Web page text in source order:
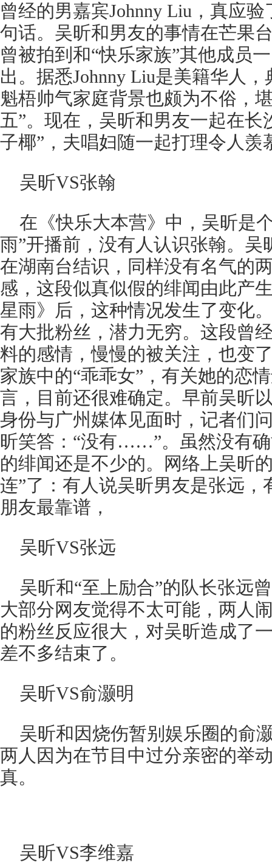
曾经的男嘉宾Johnny Liu，真应
句话。吴昕和男友的事情在芒果
曾被拍到和“快乐家族”其他成员
出。据悉Johnny Liu是美籍华人
魁梧帅气家庭背景也颇为不俗，
五”。现在，吴昕和男友一起在长
子椰”，夫唱妇随一起打理令人羡
吴昕VS张翰
在《快乐大本营》中，吴昕是
雨”开播前，没有人认识张翰。吴
在湖南台结识，同样没有名气的
感，这段似真似假的绯闻由此产
星雨》后，这种情况发生了变化
有大批粉丝，潜力无穷。这段曾
料的感情，慢慢的被关注，也变
家族中的“乖乖女”，有关她的恋
言，目前还很难确定。早前吴昕
身份与广州媒体见面时，记者们
昕笑答：“没有……”。虽然没有
的绯闻还是不少的。网络上吴昕
连”了：有人说吴昕男友是张远，
朋友最靠谱，
吴昕VS张远
吴昕和“至上励合”的队长张远
大部分网友觉得不太可能，两人
的粉丝反应很大，对吴昕造成了
差不多结束了。
吴昕VS俞灏明
吴昕和因烧伤暂别娱乐圈的俞
两人因为在节目中过分亲密的举
真。
吴昕VS李维嘉